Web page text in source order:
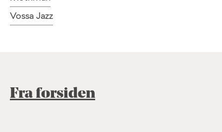
Vossa Jazz
Fra forsiden